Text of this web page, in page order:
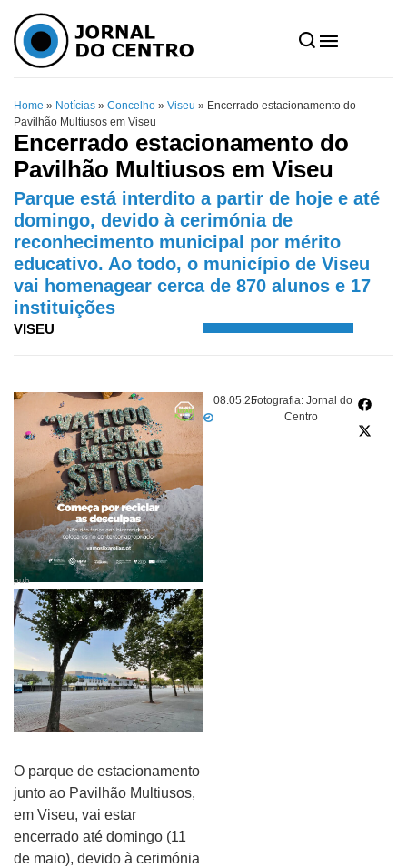
Home » Notícias » Concelho » Viseu » Encerrado estacionamento do
Pavilhão Multiusos em Viseu
Encerrado estacionamento do
Pavilhão Multiusos em Viseu
Parque está interdito a partir de hoje e até
domingo, devido à cerimónia de
reconhecimento municipal por mérito
educativo. Ao todo, o município de Viseu
vai homenagear cerca de 870 alunos e 17
instituições
VISEU
08.05.25Fotografia: Jornal do
Centro
pub
O parque de estacionamento
junto ao Pavilhão Multiusos,
em Viseu, vai estar
encerrado até domingo (11
de maio), devido à cerimónia